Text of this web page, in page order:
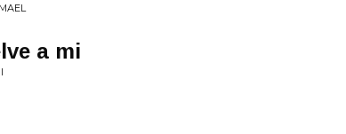
a mi